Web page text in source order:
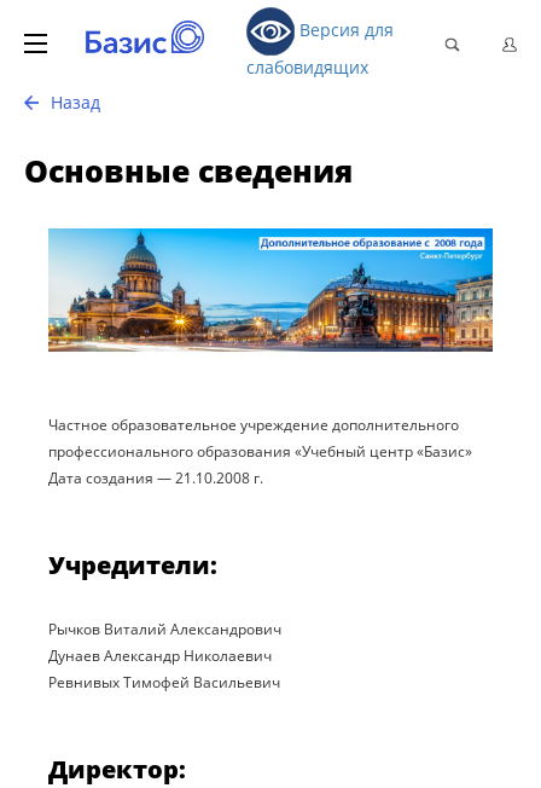
Версия для
слабовидящих
Назад
Основные сведения
Частное образовательное учреждение дополнительного
профессионального образования «Учебный центр «Базис»
Дата создания — 21.10.2008 г.
Учредители:
Рычков Виталий Александрович
Дунаев Александр Николаевич
Ревнивых Тимофей Васильевич
Директор: